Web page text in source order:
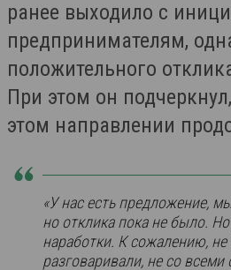
ранее выходило с
предпринимателям,
положительного
При этом он
этом направлении
«У нас есть предложение,
но отклика пока не было.
наработки. К сожалению, не
разговаривали, не со